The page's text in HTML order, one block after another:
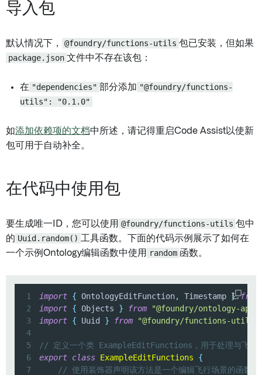
导入包
默认情况下， @foundry/functions-utils 包已安装，但如果
package.json 文件中不存在该包：
在 "dependencies" 部分添加 "@foundry/functions-
utils": "0.1.0"
如添加依赖项的文档中所述，请记得重启Code Assist以使新
包可用于自动补全。
在代码中使用包
要生成唯一ID，您可以使用 @foundry/functions-utils 包中
的 Uuid.random()
工具函数。下面的代码示例展示了如何在
一个示例Ontology编辑函数中使用 random 函数。
1 import { OntologyEditFunction, Timestamp } from
2
import { Objects } from "@foundry/ontology-api"
3
import { Uuid } from "@foundry/functions-utils"
4
5
// 定义一个类 ExampleEditFunctions，用于处理与飞行
6
export class ExampleEditFunctions
{
7
// 使用装饰器声明该方法是一个编辑飞行场景的函数